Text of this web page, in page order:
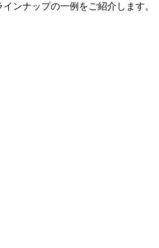
インナップの一例をご紹介します。